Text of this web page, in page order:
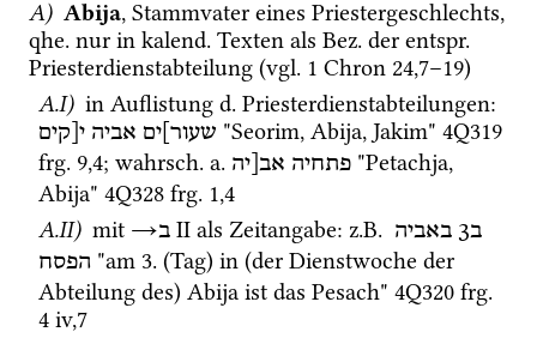
A) Abija
qhe. nur in kalend. Texten als Bez. der entspr.
Priesterdienstabteilung (vgl. 1 Chron 24,7–19)
A.I) in Auflistung d. Priesterdienstabteilungen
שעור]ים אביה י[קים "Seorim, Abija, Jakim" 4Q319
frg. 9,4; wahrsch. a. פתחיה אב[יה
"Petachja,
Abija" 4Q328 frg. 1,4
A.II) mit →ב ‎ II als Zeitangabe: z.B. ב3
באביה
הפסח "am 3. (Tag) in (der Dienstwoche der
Abteilung des) Abija ist das Pesach" 4Q320 frg.
4 iv,7